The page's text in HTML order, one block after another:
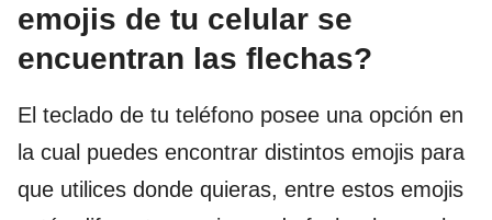
emojis de tu celular se
encuentran las flechas?
El teclado de tu teléfono posee una opción en
la cual puedes encontrar distintos emojis para
que utilices donde quieras, entre estos emojis